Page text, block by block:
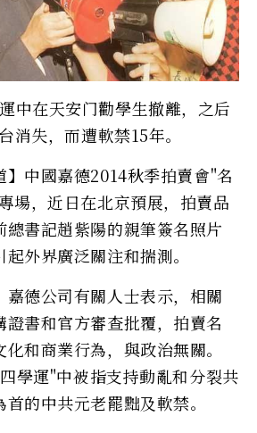
中在天安门勸學生撤離，之后
消失，而遭軟禁15年。
】中國嘉德2014秋季拍賣會"名
場，近日在北京預展，拍賣品
總書記趙紫陽的親筆簽名照片
外界廣泛關注和揣測。
德公司有關人士表示，相關
證書和官方審查批覆，拍賣名
和商業行為，與政治無關。
學運"中被指支持動亂和分裂共
的中共元老罷黜及軟禁。